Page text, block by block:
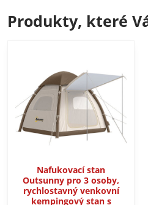
Produkty, které
Nafukovací stan
Outsunny pro 3 osoby,
rychlostavný venkovní
kempingový stan s